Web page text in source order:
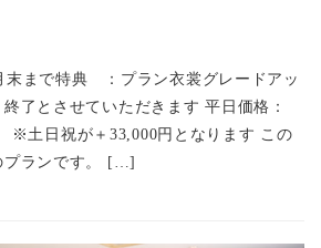
末まで特典 ：プラン衣裳グレードアッ
了とさせていただきます 平日価格：
※土日祝が＋33,000円となります この
プランです。 […]